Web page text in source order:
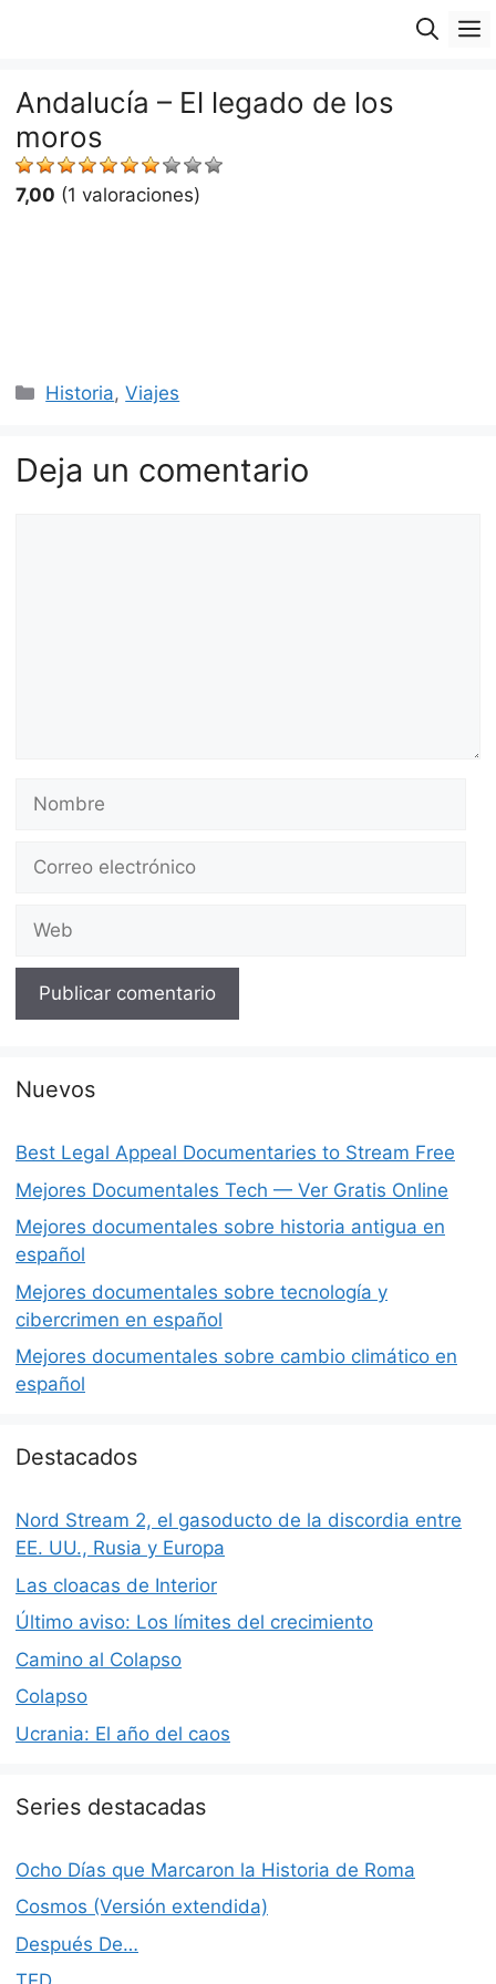
Andalucía – El legado de los
moros
7,00 (1 valoraciones)
Categorías
Historia,Viajes
Deja un comentario
Nombre
Correo
Web
Nuevos
Best Legal Appeal Documentaries to Stream Free
Mejores Documentales Tech — Ver Gratis Online
Mejores documentales sobre historia antigua en
español
Mejores documentales sobre tecnología y
cibercrimen en español
Mejores documentales sobre cambio climático en
español
Destacados
Nord Stream 2, el gasoducto de la discordia entre
EE. UU., Rusia y Europa
Las cloacas de Interior
Último aviso: Los límites del crecimiento
Camino al Colapso
Colapso
Ucrania: El año del caos
Series destacadas
Ocho Días que Marcaron la Historia de Roma
Cosmos (Versión extendida)
Después De…